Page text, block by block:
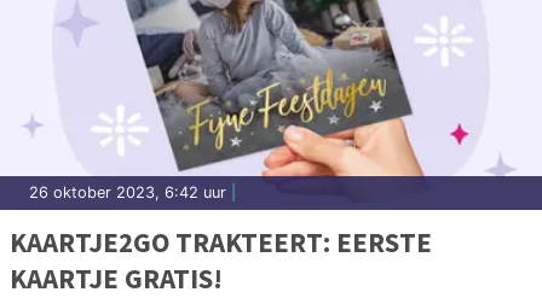
26 oktober 2023, 6:42 uur
KAARTJE2GO TRAKTEERT: EERSTE
KAARTJE GRATIS!